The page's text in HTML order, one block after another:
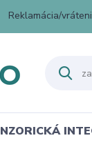
Reklamácia/